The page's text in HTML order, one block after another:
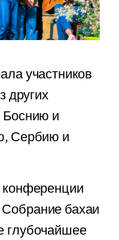
участников
других
Боснию и
Сербию и
конференции
бахаи
глубочайшее